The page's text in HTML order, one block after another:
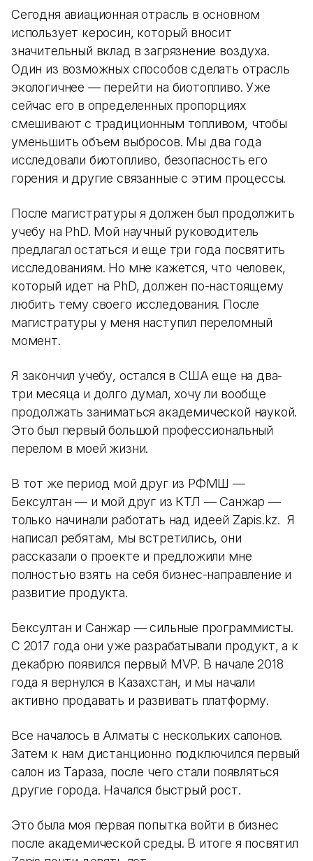
Сегодня авиационная отрасль в основном
использует керосин, который вносит
значительный вклад в загрязнение воздуха.
Один из возможных способов сделать отрасль
экологичнее — перейти на биотопливо. Уже
сейчас его в определенных пропорциях
смешивают с традиционным топливом, чтобы
уменьшить объем выбросов. Мы два года
исследовали биотопливо, безопасность его
горения и другие связанные с этим процессы.
После магистратуры я должен был продолжить
учебу на PhD. Мой научный руководитель
предлагал остаться и еще три года посвятить
исследованиям. Но мне кажется, что человек,
который идет на PhD, должен по-настоящему
любить тему своего исследования. После
магистратуры у меня наступил переломный
момент.
Я закончил учебу, остался в США еще на два-
три месяца и долго думал, хочу ли вообще
продолжать заниматься академической наукой.
Это был первый большой профессиональный
перелом в моей жизни.
В тот же период мой друг из РФМШ —
Бексултан — и мой друг из КТЛ — Санжар —
только начинали работать над идеей Zapis.kz. Я
написал ребятам, мы встретились, они
рассказали о проекте и предложили мне
полностью взять на себя бизнес-направление и
развитие продукта.
Бексултан и Санжар — сильные программисты.
С 2017 года они уже разрабатывали продукт, а к
декабрю появился первый MVP. В начале 2018
года я вернулся в Казахстан, и мы начали
активно продавать и развивать платформу.
Все началось в Алматы с нескольких салонов.
Затем к нам дистанционно подключился первый
салон из Тараза, после чего стали появляться
другие города. Начался быстрый рост.
Это была моя первая попытка войти в бизнес
после академической среды. В итоге я посвятил